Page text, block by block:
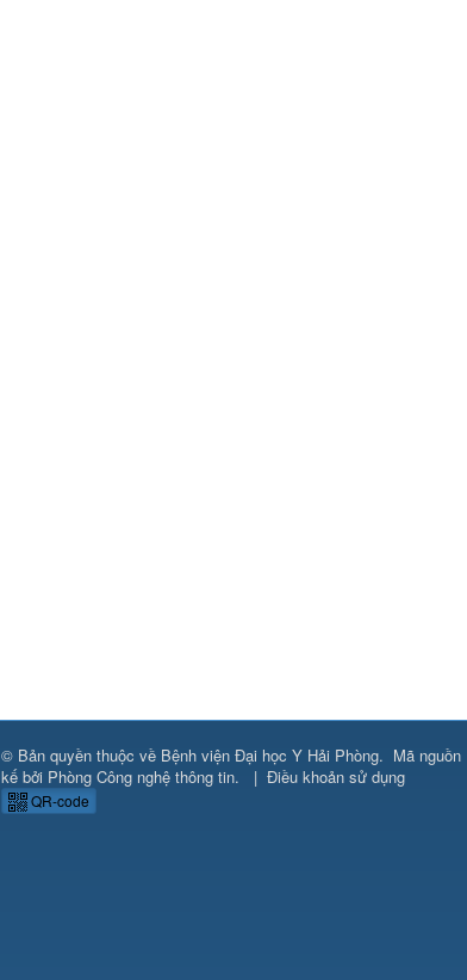
© Bản quyền thuộc về Bệnh viện Đại học Y Hải Phòng. Mã nguồn
kế bởi Phòng Công nghệ thông tin. | Điều khoản sử dụng
QR-code